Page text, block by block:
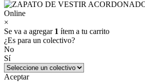
×
Se va a agregar 1 ítem a tu carrito
¿Es para un colectivo?
No
Sí
Aceptar